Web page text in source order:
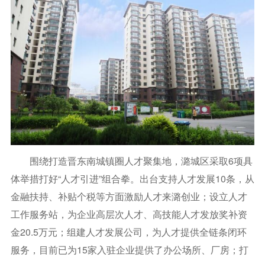
围绕打造晋东南城镇圈人才聚集地，潞城区采取6项具
体举措打好“人才引进”组合拳。出台支持人才发展10条，从
金融扶持、补贴个税等方面激励人才来潞创业；设立人才
工作服务站，为企业高层次人才、高技能人才发放奖补资
金20.5万元；组建人才发展公司，为人才提供全链条闭环
服务，目前已为15家入驻企业提供了办公场所、厂房；打